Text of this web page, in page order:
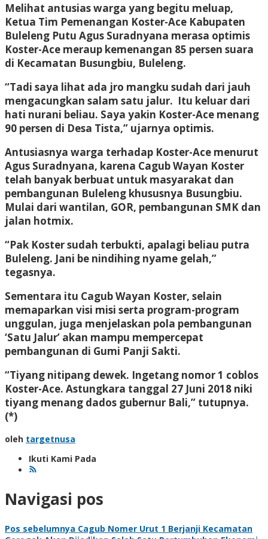
Melihat antusias warga yang begitu meluap,
Ketua Tim Pemenangan Koster-Ace Kabupaten
Buleleng Putu Agus Suradnyana merasa optimis
Koster-Ace meraup kemenangan 85 persen suara
di Kecamatan Busungbiu, Buleleng.
“Tadi saya lihat ada jro mangku sudah dari jauh
mengacungkan salam satu jalur. Itu keluar dari
hati nurani beliau. Saya yakin Koster-Ace menang
90 persen di Desa Tista,” ujarnya optimis.
Antusiasnya warga terhadap Koster-Ace menurut
Agus Suradnyana, karena Cagub Wayan Koster
telah banyak berbuat untuk masyarakat dan
pembangunan Buleleng khususnya Busungbiu.
Mulai dari wantilan, GOR, pembangunan SMK dan
jalan hotmix.
“Pak Koster sudah terbukti, apalagi beliau putra
Buleleng. Jani be nindihing nyame gelah,”
tegasnya.
Sementara itu Cagub Wayan Koster, selain
memaparkan visi misi serta program-program
unggulan, juga menjelaskan pola pembangunan
‘Satu Jalur’ akan mampu mempercepat
pembangunan di Gumi Panji Sakti.
“Tiyang nitipang dewek. Ingetang nomor 1 coblos
Koster-Ace. Astungkara tanggal 27 Juni 2018 niki
tiyang menang dados gubernur Bali,” tutupnya.
(*)
oleh targetnusa
Ikuti Kami Pada
Navigasi pos
Pos sebelumnya Cagub Nomer Urut 1 Berjanji Kecamatan